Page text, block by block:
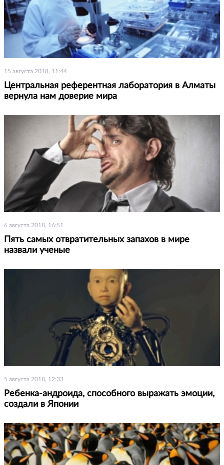
15 августа 2018, 11:44
Центральная референтная лаборатория в Алматы
вернула нам доверие мира
6 августа 2018, 16:51
Пять самых отвратительных запахов в мире
назвали ученые
5 августа 2018, 12:33
Ребенка-андроида, способного выражать эмоции,
создали в Японии